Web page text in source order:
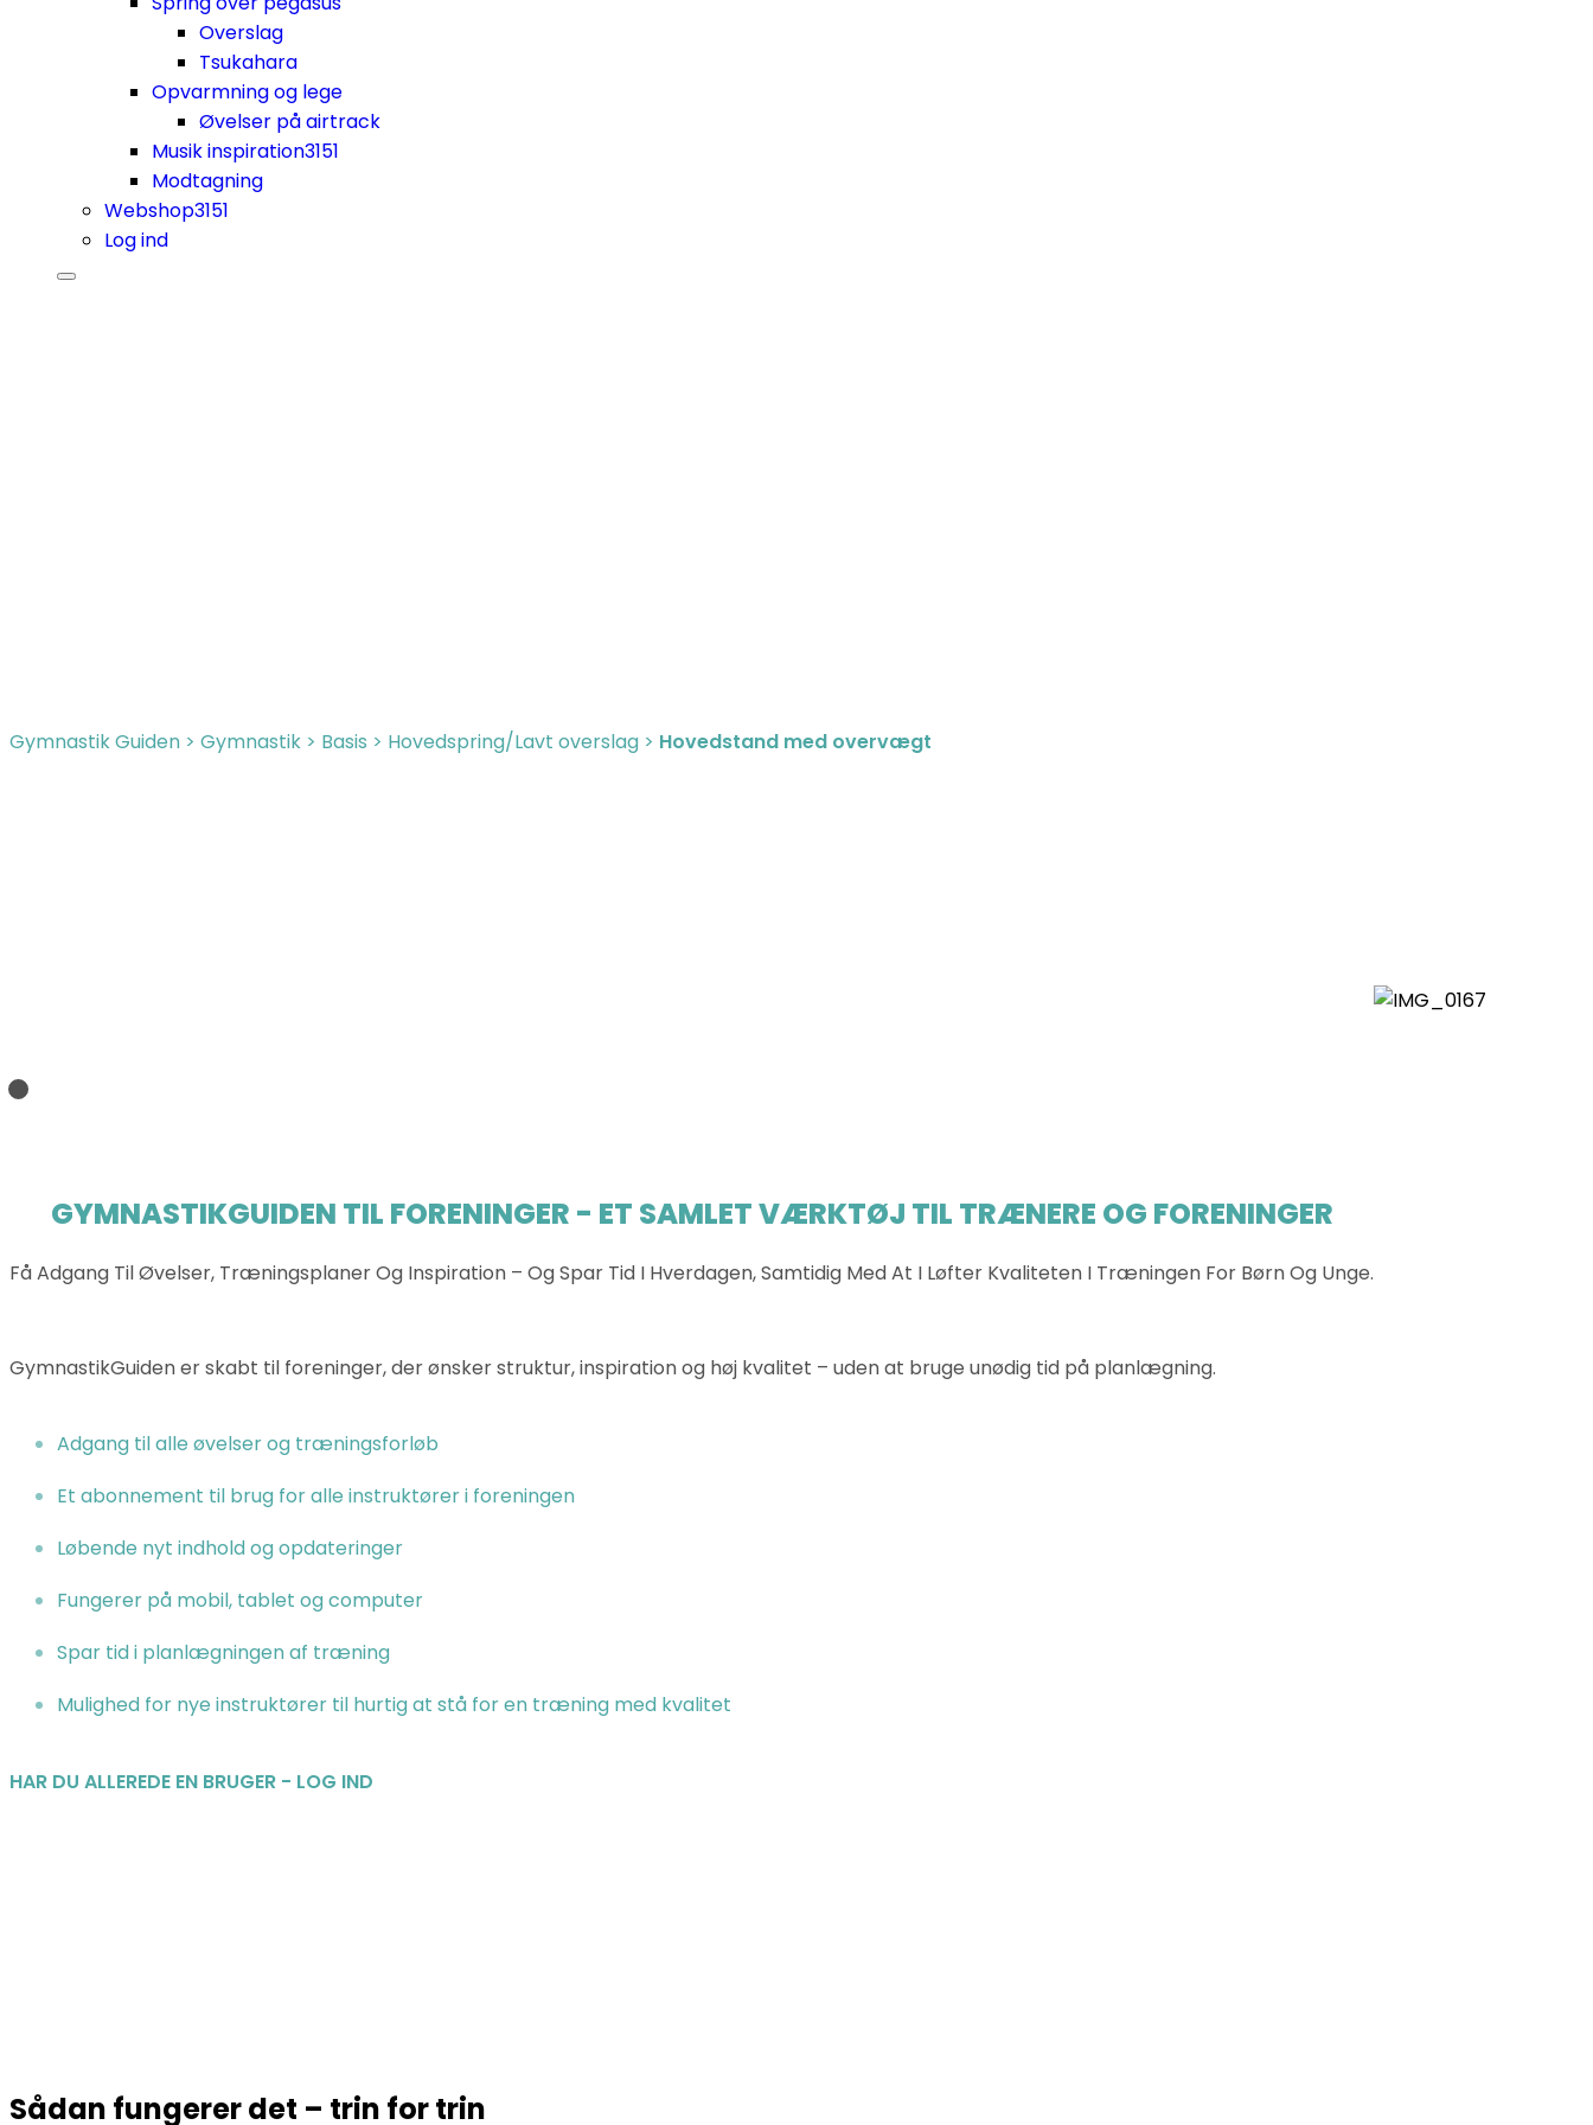
Overslag
Tsukahara
Opvarmning og lege
Øvelser på airtrack
Musik inspiration3151
Modtagning
Webshop3151
Log ind
Gymnastik Guiden > Gymnastik > Basis > Hovedspring/Lavt overslag > Hovedstand med overvægt
GYMNASTIKGUIDEN TIL FORENINGER - ET SAMLET VÆRKTØJ TIL TRÆNERE OG FORENINGER
Få Adgang Til Øvelser, Træningsplaner Og Inspiration – Og Spar Tid I Hverdagen, Samtidig Med At I Løfter Kvaliteten I Træningen For Børn Og Unge.
GymnastikGuiden er skabt til foreninger, der ønsker struktur, inspiration og høj kvalitet – uden at bruge unødig tid på planlægning.
Adgang til alle øvelser og træningsforløb
Et abonnement til brug for alle instruktører i foreningen
Løbende nyt indhold og opdateringer
Fungerer på mobil, tablet og computer
Spar tid i planlægningen af træning
Mulighed for nye instruktører til hurtig at stå for en træning med kvalitet
HAR DU ALLEREDE EN BRUGER - LOG IND
Sådan fungerer det – trin for trin